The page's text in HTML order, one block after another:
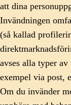
att dina
Invändningen
(så kallad
avses alla typer
exempel via post,
Om du invänder